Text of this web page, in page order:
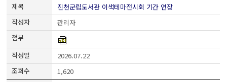
진천군립도서관 이색테마전시회 기간 연장
관리자
2026.07.22
1,620